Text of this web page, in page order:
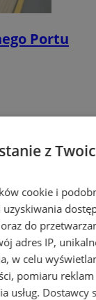
Portu
z
cookie i
do
adres IP,
w celu
pomiaru
usług. Dostawcy